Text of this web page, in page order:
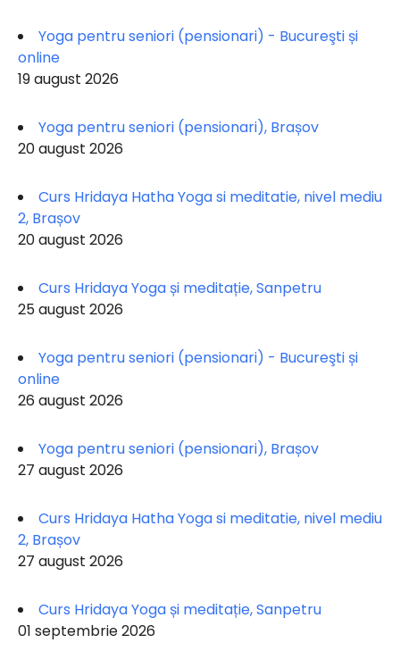
Yoga pentru seniori (pensionari) - Bucureşti și
online
19 august 2026
Yoga pentru seniori (pensionari), Brașov
20 august 2026
Curs Hridaya Hatha Yoga si meditatie, nivel mediu
2, Brașov
20 august 2026
Curs Hridaya Yoga și meditație, Sanpetru
25 august 2026
Yoga pentru seniori (pensionari) - Bucureşti și
online
26 august 2026
Yoga pentru seniori (pensionari), Brașov
27 august 2026
Curs Hridaya Hatha Yoga si meditatie, nivel mediu
2, Brașov
27 august 2026
Curs Hridaya Yoga și meditație, Sanpetru
01 septembrie 2026